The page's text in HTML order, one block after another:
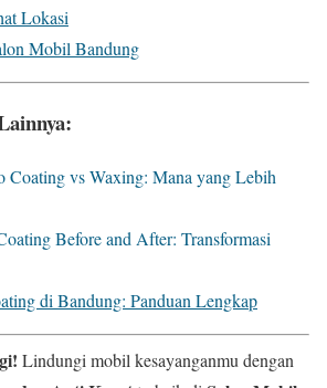
Lokasi
Mobil Bandung
Coating vs Waxing: Mana yang Lebih
Before and After: Transformasi
di Bandung: Panduan Lengkap
Lindungi mobil kesayanganmu dengan